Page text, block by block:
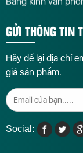
GỬI THÔNG TIN
Hãy để lại địa chỉ
giá sản phẩm.
Social: